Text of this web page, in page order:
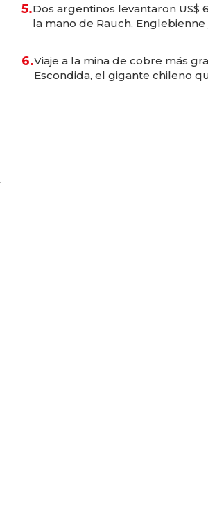
5.Dos argentinos levantaron US$
la mano de Rauch, Englebienne
6.Viaje a la mina de cobre más
Escondida, el gigante chileno